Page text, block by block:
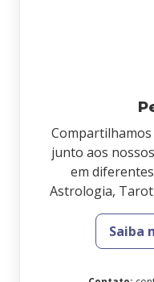
junto aos
em
Astrologia,
Saiba